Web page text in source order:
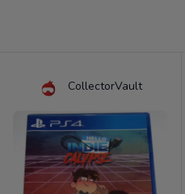
CollectorVault